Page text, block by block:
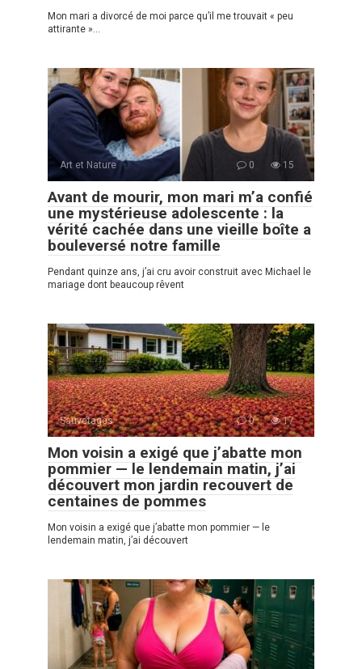
Mon mari a divorcé de moi parce qu’il me trouvait « peu
attirante »…
Art et Nature 0 15
Avant de mourir, mon mari m’a confié
une mystérieuse adolescente : la
vérité cachée dans une vieille boîte a
bouleversé notre famille
Pendant quinze ans, j’ai cru avoir construit avec Michael le
mariage dont beaucoup rêvent
Sauvetages 0 17
Mon voisin a exigé que j’abatte mon
pommier — le lendemain matin, j’ai
découvert mon jardin recouvert de
centaines de pommes
Mon voisin a exigé que j’abatte mon pommier — le
lendemain matin, j’ai découvert